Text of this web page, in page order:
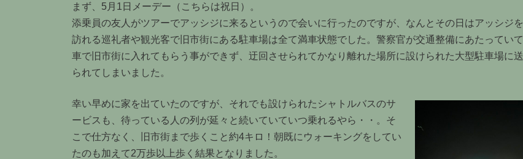
まず、5月1日メーデー（こちらは祝日）。
添乗員の友人がツアーでアッシジに来るというので会いに行ったのですが、なんとその日はアッシジを
訪れる巡礼者や観光客で旧市街にある駐車場は全て満車状態でした。警察官が交通整備にあたっていて
車で旧市街に入れてもらう事ができず、迂回させられてかなり離れた場所に設けられた大型駐車場に送
られてしまいました。
幸い早めに家を出ていたのですが、それでも設けられたシャトルバスのサ
ービスも、待っている人の列が延々と続いていていつ乗れるやら・・。そ
こで仕方なく、旧市街まで歩くこと約4キロ！朝既にウォーキングをしてい
たのも加えて2万歩以上歩く結果となりました。